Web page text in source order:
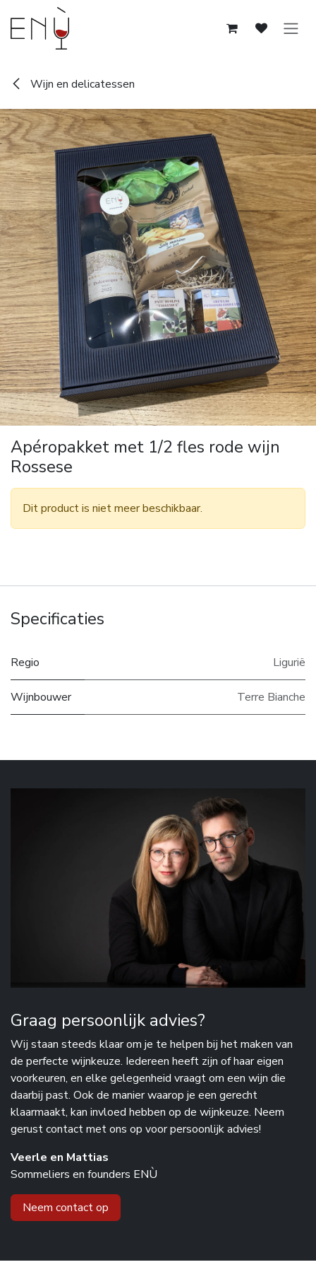
Overslaan naar inhoud
Wijn en delicatessen
Apéropakket met 1/2 fles rode wijn
Rossese
Dit product is niet meer beschikbaar.
Specificaties
Regio Ligurië
Wijnbouwer Terre Bianche
Graag persoonlijk advies?
Wij staan steeds klaar om je te helpen bij het maken van
de perfecte wijnkeuze. Iedereen heeft zijn of haar eigen
voorkeuren, en elke gelegenheid vraagt om een wijn die
daarbij past. Ook de manier waarop je een gerecht
klaarmaakt, kan invloed hebben op de wijnkeuze. Neem
gerust contact met ons op voor persoonlijk advies!
Veerle en Mattias
Sommeliers en founders ENÙ
Neem contact op